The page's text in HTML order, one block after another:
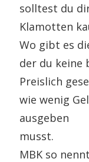
solltest du
Klamotten
Wo gibt es
der du keine
Preislich
wie wenig
ausgeben
musst.
MBK so